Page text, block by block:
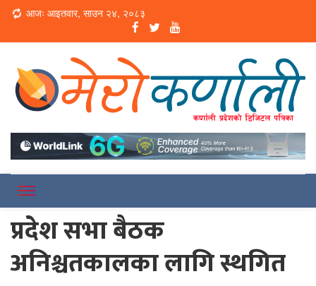
Loading...
आजः आइतवार, साउन २४, २०८३
Merokarnali
प्रदेश सभा बैठक
अनिश्चतकालका लागि स्थगित